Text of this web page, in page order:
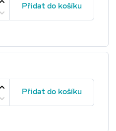
Přidat do košíku
Přidat do košíku